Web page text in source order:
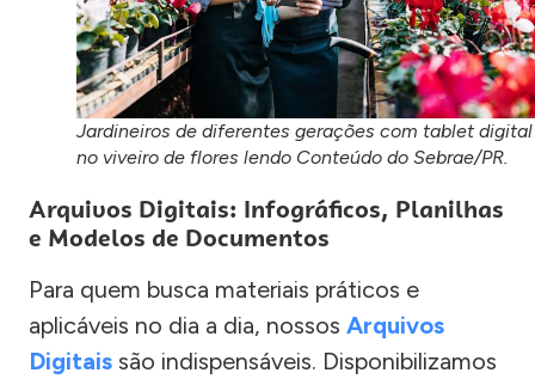
Jardineiros de diferentes gerações com tablet digital
no viveiro de flores lendo Conteúdo do Sebrae/PR.
Arquivos Digitais: Infográficos, Planilhas
e Modelos de Documentos
Para quem busca materiais práticos e
aplicáveis no dia a dia, nossos Arquivos
Digitais são indispensáveis. Disponibilizamos